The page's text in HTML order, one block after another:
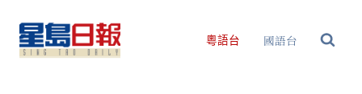
content
粵語台 國語台